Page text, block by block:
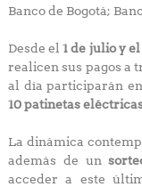
Banco de Bogotá;
Desde el1 de julio y
realicen sus pagos a
al día participarán
10 patinetas
La dinámica
además de un
acceder a este